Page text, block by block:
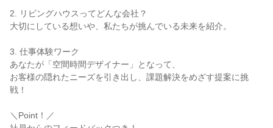
2. リビングハウスってどんな会社？
大切にしている想いや、私たちが挑んでいる未来を紹介。
3. 仕事体験ワーク
あなたが「空間時間デザイナー」となって、
お客様の隠れたニーズを引き出し、課題解決をめざす提案に挑
戦！
＼Point！／